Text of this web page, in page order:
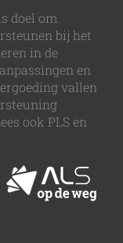
doel om
bij het
in de
en
vallen
ook PLS en